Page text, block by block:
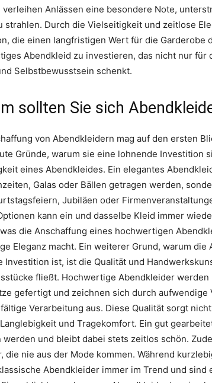
verleihen Anlässen eine besondere Note,
strahlen. Durch die Vielseitigkeit und zeitlose
die einen langfristigen Wert für die Garderobe
Abendkleid zu investieren, das nicht nur für
Selbstbewusstsein schenkt.
sollten Sie sich
von Abendkleidern mag auf den ersten
Gründe, warum sie eine lohnende Investition
eines Abendkleides. Ein elegantes
Galas oder Bällen getragen werden,
Jubiläen oder
kann ein und dasselbe Kleid immer
die Anschaffung eines hochwertigen
Eleganz macht. Ein weiterer Grund, warum
Investition ist, ist die Qualität und
fließt. Hochwertige Abendkleider
gefertigt und zeichnen sich durch aufwendige
Verarbeitung aus. Diese Qualität sorgt
und Tragekomfort. Ein gut
werden und bleibt dabei stets zeitlos schön.
die nie aus der Mode kommen. Während
Abendkleider immer im Trend und sind